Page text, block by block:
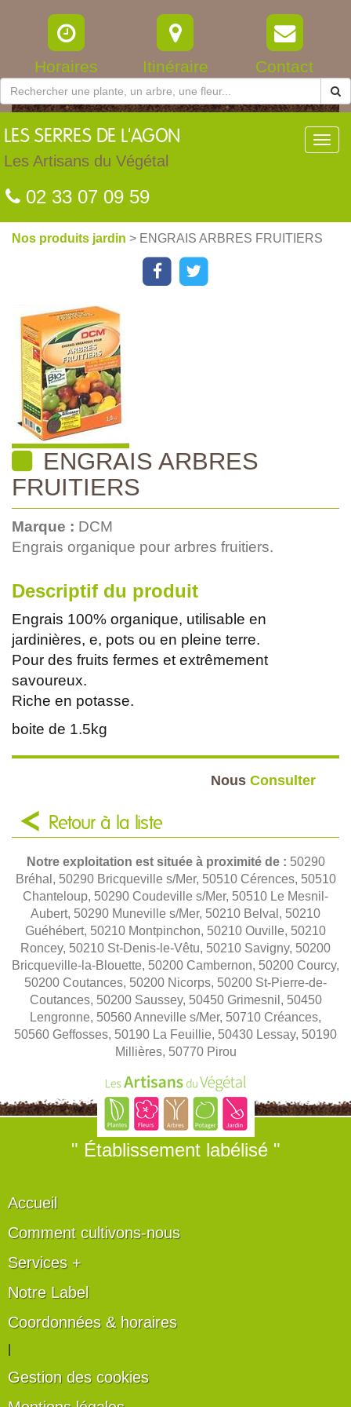
Horaires Itinéraire Contact
LES SERRES DE L'AGON
Les Artisans du Végétal
02 33 07 09 59
Nos produits jardin > ENGRAIS ARBRES FRUITIERS
ENGRAIS ARBRES
FRUITIERS
Marque : DCM
Engrais organique pour arbres fruitiers.
Descriptif du produit
Engrais 100% organique, utilisable en
jardinières, e, pots ou en pleine terre.
Pour des fruits fermes et extrêmement
savoureux.
Riche en potasse.
boite de 1.5kg
Nous Consulter
Retour à la liste
Notre exploitation est située à proximité de : 50290
Bréhal, 50290 Bricqueville s/Mer, 50510 Cérences, 50510
Chanteloup, 50290 Coudeville s/Mer, 50510 Le Mesnil-
Aubert, 50290 Muneville s/Mer, 50210 Belval, 50210
Guéhébert, 50210 Montpinchon, 50210 Ouville, 50210
Roncey, 50210 St-Denis-le-Vêtu, 50210 Savigny, 50200
Bricqueville-la-Blouette, 50200 Cambernon, 50200 Courcy,
50200 Coutances, 50200 Nicorps, 50200 St-Pierre-de-
Coutances, 50200 Saussey, 50450 Grimesnil, 50450
Lengronne, 50560 Anneville s/Mer, 50710 Créances,
50560 Geffosses, 50190 La Feuillie, 50430 Lessay, 50190
Millières, 50770 Pirou
" Établissement labélisé "
Accueil
Comment cultivons-nous
Services +
Notre Label
Coordonnées & horaires
Gestion des cookies